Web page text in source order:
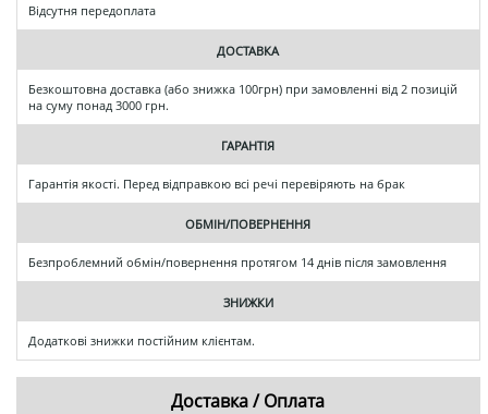
Відсутня передоплата
ДОСТАВКА
Безкоштовна доставка (або знижка 100грн) при замовленні від 2 позицій
на суму понад 3000 грн.
ГАРАНТІЯ
Гарантія якості. Перед відправкою всі речі перевіряють на брак
ОБМІН/ПОВЕРНЕННЯ
Безпроблемний обмін/повернення протягом 14 днів після замовлення
ЗНИЖКИ
Додаткові знижки постійним клієнтам.
Доставка / Оплата